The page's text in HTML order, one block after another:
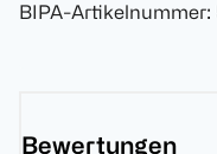
BIPA-Artikelnummer:
Bewertungen